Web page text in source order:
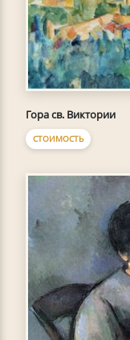
Гора св. Виктории
СТОИМОСТЬ